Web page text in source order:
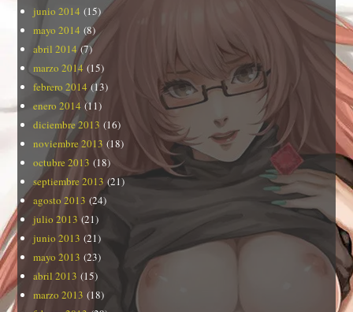
junio 2014 (15)
mayo 2014 (8)
abril 2014(7)
marzo 2014 (15)
febrero 2014(13)
enero 2014 (11)
diciembre 2013 (16)
noviembre 2013 (18)
octubre 2013 (18)
septiembre 2013 (21)
agosto 2013 (24)
julio 2013 (21)
junio 2013 (21)
mayo 2013 (23)
abril 2013 (15)
marzo 2013 (18)